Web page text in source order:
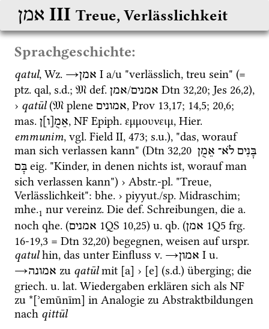
אמן ‎ III Treue, Verlässlichkeit
Sprachgeschichte:
qatul, Wz. →אמן ‎ I
ptz. qal, s.d.; 𝔐 def. אמן/אמנים Dtn 32,20; Jes 26,2),
› qatūl (𝔐 plene אמונים, Prov 13,17; 14,5; 20,6
mas. אֵמֻ[ו]ן, NF Epiph. εμμουνειμ, Hier.
emmunim, vgl. Field II, 473; s.u.), "das, worauf
man sich verlassen kann" (Dtn 32,20 בָּנִים לֹא־ אֵמֻן
בָּם eig. "Kinder, in denen nichts ist, worauf man
sich verlassen kann") › Abstr.-pl. "Treue,
Verlässlichkeit": bhe. › piyyut./sp.
mhe.1 nur vereinz. Die def. Schreibungen, die a.
noch qhe. (אמנים 1QS 10,25) u. qb. (אמן 1Q5 frg.
16-19,3 = Dtn 32,20) begegnen, weisen auf urspr.
qatul hin, das unter Einfluss v. →אמון ‎ I u.
→אמונה zu qatūl mit [a] › [e] (s.d.
griech. u. lat. Wiedergaben erklären sich als NF
zu *[ʾemūnīm] in Analogie zu Abstraktbildungen
nach qittūl